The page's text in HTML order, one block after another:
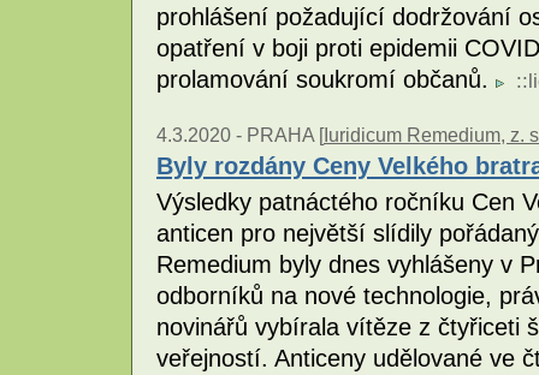
prohlášení požadující dodržování
opatření v boji proti epidemii
prolamování soukromí občanů.
::
4.3.2020 - PRAHA [Iuridicum Remedium, z.
Byly rozdány Ceny Velkého
Výsledky patnáctého ročníku Cen
anticen pro největší slídily
Remedium byly dnes vyhlášeny v
odborníků na nové technologie,
novinářů vybírala vítěze z čtyřiceti
veřejností. Anticeny udělované ve